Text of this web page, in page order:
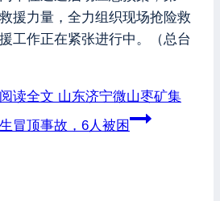
援力量，全力组织现场抢险救
工作正在紧张进行中。（总台
读全文 山东济宁微山枣矿集
冒顶事故，6人被困